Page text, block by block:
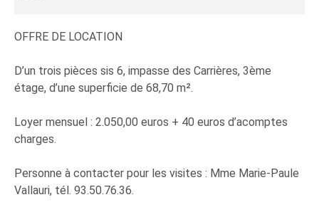
OFFRE DE LOCATION
D’un trois pièces sis 6, impasse des Carrières, 3ème
étage, d’une superficie de 68,70 m².
Loyer mensuel : 2.050,00 euros + 40 euros d’acomptes
charges.
Personne à contacter pour les visites : Mme Marie-Paule
Vallauri, tél. 93.50.76.36.